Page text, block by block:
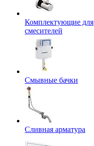
Комплектующие для
смесителей
Смывные бачки
Сливная арматура